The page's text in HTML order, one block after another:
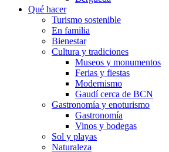
Qué hacer
Turismo sostenible
En familia
Bienestar
Cultura y tradiciones
Museos y monumentos
Ferias y fiestas
Modernismo
Gaudí cerca de BCN
Gastronomía y enoturismo
Gastronomía
Vinos y bodegas
Sol y playas
Naturaleza